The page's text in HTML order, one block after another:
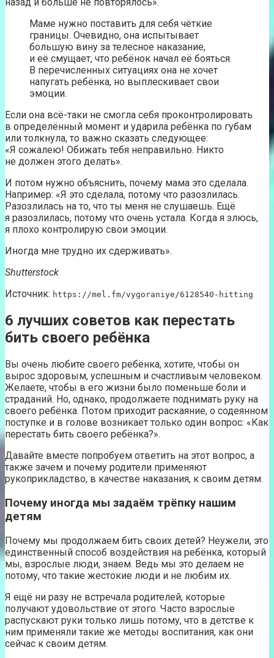
Маме нужно поставить для себя чёткие
границы. Очевидно, она испытывает
большую вину за телесное наказание,
и её смущает, что ребёнок начал её бояться.
В перечисленных ситуациях она не хочет
напугать ребёнка, но выплескивает свои
эмоции.
Если она всё-таки не смогла себя проконтролировать
в определённый момент и ударила ребёнка по губам
или толкнула, то важно сказать следующее:
«Я сожалею! Обижать тебя неправильно. Никто
не должен этого делать».
И потом нужно объяснить, почему мама это сделала.
Например: «Я это сделала, потому что разозлилась.
Разозлилась на то, что ты меня не слушаешь. Ещё
я разозлилась, потому что очень устала. Когда я злюсь,
я плохо контролирую свои эмоции.
Иногда мне трудно их сдерживать».
Shutterstock
Источник: https://mel.fm/vygoraniye/6128540-hitting
6 лучших советов как перестать
бить своего ребёнка
Вы очень любите своего ребёнка, хотите, чтобы он
вырос здоровым, успешным и счастливым человеком.
Желаете, чтобы в его жизни было поменьше боли и
страданий. Но, однако, продолжаете поднимать руку на
своего ребёнка. Потом приходит раскаяние, о содеянном
поступке и в голове возникает только один вопрос: «Как
перестать бить своего ребёнка?».
Давайте вместе попробуем ответить на этот вопрос, а
также зачем и почему родители применяют
рукоприкладство, в качестве наказания, к своим детям.
Почему иногда мы задаём трёпку нашим
детям
Почему мы продолжаем бить своих детей? Неужели, это
единственный способ воздействия на ребёнка, который
мы, взрослые люди, знаем. Ведь мы это делаем не
потому, что такие жестокие люди и не любим их.
Я ещё ни разу не встречала родителей, которые
получают удовольствие от этого. Часто взрослые
распускают руки только лишь потому, что в детстве к
ним применяли такие же методы воспитания, как они
сейчас к своим детям.